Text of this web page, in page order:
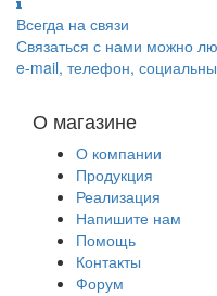
Всегда на связи
Связаться с нами можно
e-mail, телефон,
О магазине
О компании
Продукция
Реализация
Напишите нам
Помощь
Контакты
Форум